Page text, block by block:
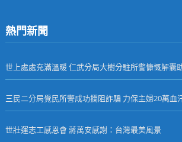
熱門新聞
世上處處充滿溫暖 仁武分局大樹分駐所警慷慨解囊
三民二分局覺民所警成功攔阻詐騙 力保主婦20萬血
世壯運志工感恩會 蔣萬安感謝：台灣最美風景